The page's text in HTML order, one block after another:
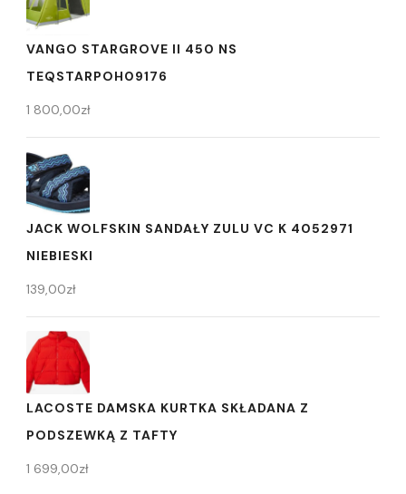
VANGO STARGROVE II 450 NS
TEQSTARPOH09176
1 800,00zł
JACK WOLFSKIN SANDAŁY ZULU VC K 4052971
NIEBIESKI
139,00zł
LACOSTE DAMSKA KURTKA SKŁADANA Z
PODSZEWKĄ Z TAFTY
1 699,00zł